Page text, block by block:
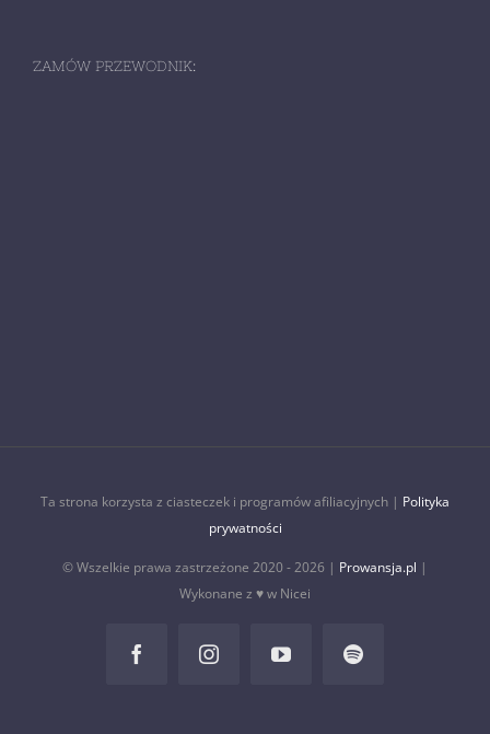
ZAMÓW PRZEWODNIK:
Ta strona korzysta z ciasteczek i programów afiliacyjnych | Polityka
prywatności
© Wszelkie prawa zastrzeżone 2020 -2026 | Prowansja.pl |
Wykonane z ♥ w Nicei
FacebookInstagramYouTubeSpotify